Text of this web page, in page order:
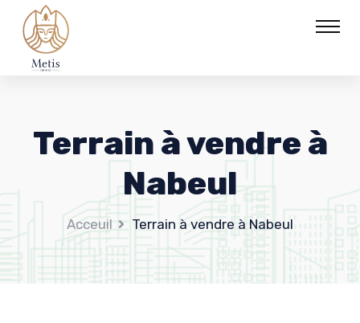
Terrain à vendre à
Nabeul
Acceuil Terrain à vendre à Nabeul